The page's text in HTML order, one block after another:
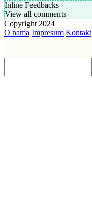
Inline Feedbacks
View all comments
Copyright 2024
O nama Impresum Kontakt